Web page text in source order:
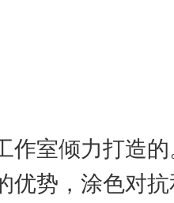
室倾力打造
势，涂色对抗